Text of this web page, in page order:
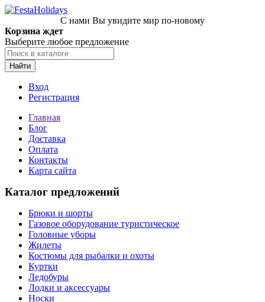
С нами Вы увидите мир по-новому
Корзина ждет
Выберите любое предложение
Найти
Вход
Регистрация
Главная
Блог
Доставка
Оплата
Контакты
Карта сайта
Каталог предложений
Брюки и шорты
Газовое оборудование туристическое
Головные уборы
Жилеты
Костюмы для рыбалки и охоты
Куртки
Ледобуры
Лодки и аксессуары
Носки